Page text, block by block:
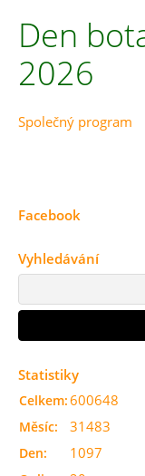
Den
2026
Společný program
Facebook
Vyhledávání
Statistiky
Celkem:600648
Měsíc: 31483
Den: 1097